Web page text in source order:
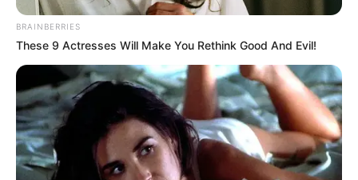
BRAINBERRIES
These 9 Actresses Will Make You Rethink Good And Evil!